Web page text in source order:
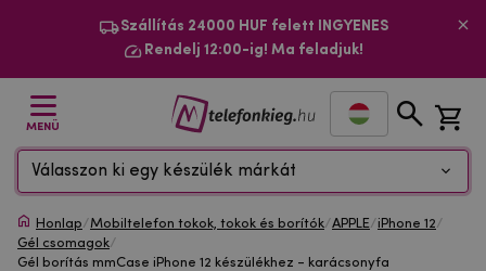
Szállítás 24000 HUF felett INGYENES
Rendelj 12:00-ig! Ma feladjuk!
MENÜ
Válasszon ki egy készülék márkát
Honlap/Mobiltelefon tokok, tokok és borítók/APPLE/iPhone 12/
Gél csomagok/
Gél borítás mmCase iPhone 12 készülékhez - karácsonyfa